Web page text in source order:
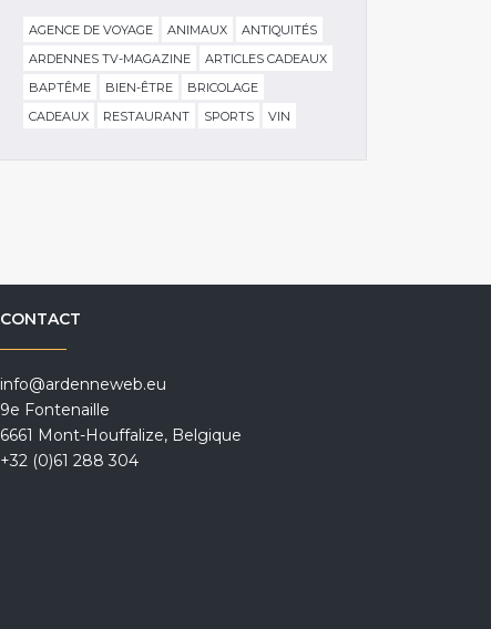
AGENCE DE VOYAGE ANIMAUX
ANTIQUITÉS
ARDENNES TV-MAGAZINE
ARTICLES CADEAUX
BAPTÊME
BIEN-ÊTRE
BRICOLAGE
CADEAUX
RESTAURANT SPORTS VIN
CONTACT
info@ardenneweb.eu
9e Fontenaille
6661 Mont-Houffalize, Belgique
+32 (0)61 288 304